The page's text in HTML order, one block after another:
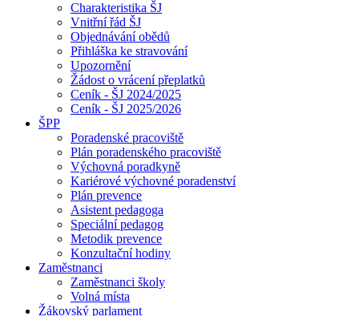
Charakteristika ŠJ
Vnitřní řád ŠJ
Objednávání obědů
Přihláška ke stravování
Upozornění
Žádost o vrácení přeplatků
Ceník - ŠJ 2024/2025
Ceník - ŠJ 2025/2026
ŠPP
Poradenské pracoviště
Plán poradenského pracoviště
Výchovná poradkyně
Kariérové výchovné poradenství
Plán prevence
Asistent pedagoga
Speciální pedagog
Metodik prevence
Konzultační hodiny
Zaměstnanci
Zaměstnanci školy
Volná místa
Žákovský parlament